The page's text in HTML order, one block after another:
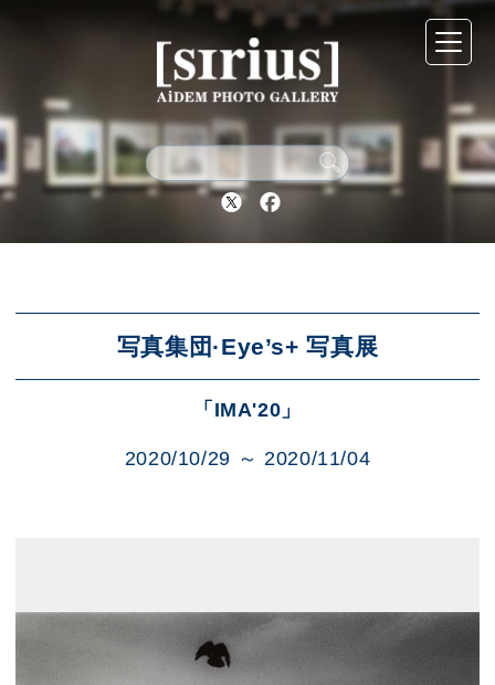
Twitter Facebook
写真集団·Eye’s+ 写真展
「IMA'20」
2020/10/29 ～ 2020/11/04
シリウスについて
展示スケジュール